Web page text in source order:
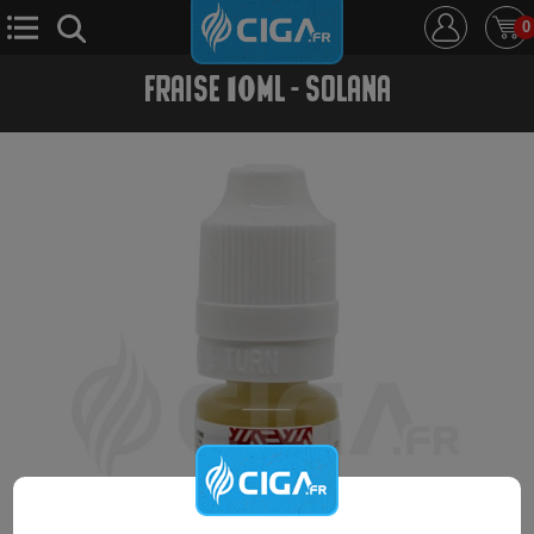
0
E-Cigarette E-Liquide
FRAISE 10ML - SOLANA